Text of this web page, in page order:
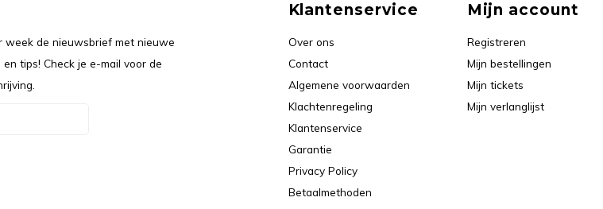
week de nieuwsbrief met nieuwe
tips! Check je e-mail voor de
Klantenservice
Over ons
Contact
Algemene voorwaarden
Klachtenregeling
Klantenservice
Garantie
Privacy Policy
Betaalmethoden
Mijn account
Registreren
Mijn bestellingen
Mijn tickets
Mijn verlanglijst